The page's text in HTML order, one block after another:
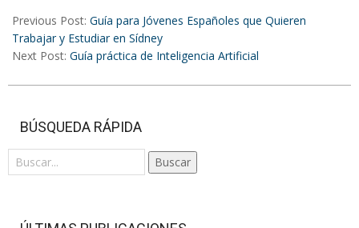
08-
02
Previous Post: Guía para Jóvenes Españoles que Quieren
Trabajar y Estudiar en Sídney
Next Post: Guía práctica de Inteligencia Artificial
BÚSQUEDA RÁPIDA
Buscar